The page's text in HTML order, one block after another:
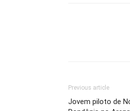
Previous article
Jovem piloto de